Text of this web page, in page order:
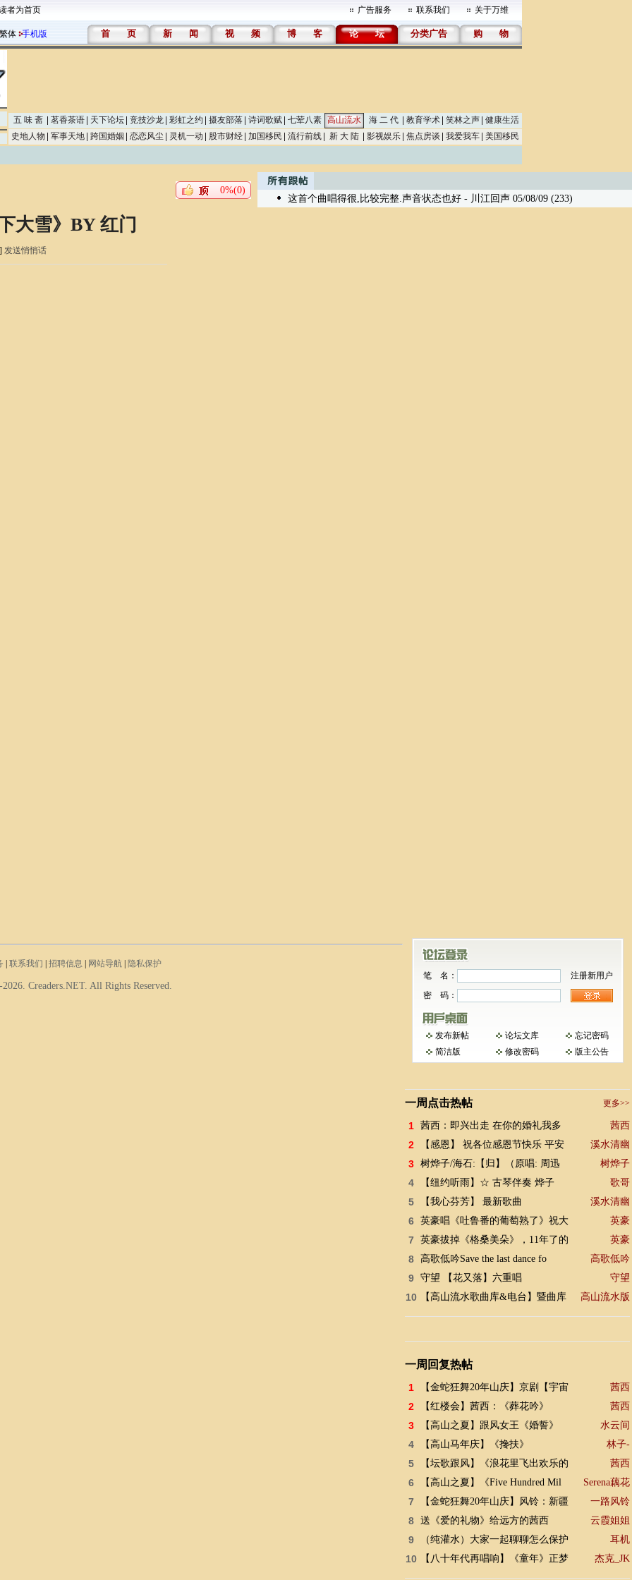
者为首页 广告服务 联系我们 关于万维
体 手机版 首 页 新 闻 视 频 博 客 论 坛 分类广告 购 物
五 味 斋 茗香茶语 天下论坛 竞技沙龙 彩虹之约 摄友部落 诗词歌赋 七荤八素 高山流水 海 二 代 教育学术 笑林之声
健康生活
史地人物
军事天地 跨国婚姻 恋恋风尘 灵机一动 股市财经 加国移民 流行前线 新 大 陆 影视娱乐 焦点房谈 我爱我车 美国移民
大雪》BY 红门
发送悄悄话
0%(0)
这首个曲唱得很,比较完整.声音状态也好 - 川江回声 05/08/09 (233)
笔 名：
注册新用户
密 码：
发布新帖 论坛文库
忘记密码
简洁版
修改密码 版主公告
一周点击热帖 更多>>
1 茜西：即兴出走 在你的婚礼我多 茜西
2 【感恩】 祝各位感恩节快乐 平安 溪水清幽
3 树烨子/海石:【归】（原唱: 周迅 树烨子
4 【纽约听雨】☆ 古琴伴奏 烨子 歌哥
5 【我心芬芳】 最新歌曲 溪水清幽
6 英豪唱《吐鲁番的葡萄熟了》祝大 英豪
7 英豪拔掉《格桑美朵》，11年了的 英豪
8 高歌低吟Save the last dance fo 高歌低吟
9 守望 【花又落】六重唱 守望
10 【高山流水歌曲库&电台】暨曲库 高山流水版
一周回复热帖
1 【金蛇狂舞20年山庆】京剧【宇宙 茜西
2 【红楼会】茜西：《葬花吟》 茜西
3 【高山之夏】跟风女王《婚誓》 水云间
4 【高山马年庆】《搀扶》 林子-
5 【坛歌跟风】《浪花里飞出欢乐的 茜西
6 【高山之夏】《Five Hundred Mil Serena藕花
7 【金蛇狂舞20年山庆】风铃：新疆 一路风铃
8 送《爱的礼物》给远方的茜西 云霞姐姐
9 （纯灌水）大家一起聊聊怎么保护 耳机
10 【八十年代再唱响】《童年》正梦 杰克_JK
联系我们 招聘信息 网站导航 隐私保护
Creaders.NET. All Rights Reserved.